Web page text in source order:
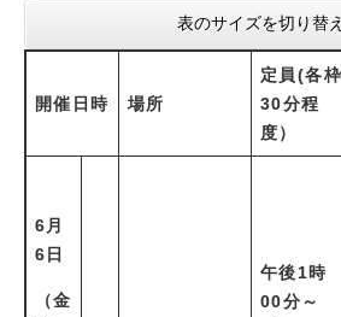
表のサイズを切り替
開催日時 場所
定員(各枠
30分程
度）
6月
6日
（金
午後1時
00分～